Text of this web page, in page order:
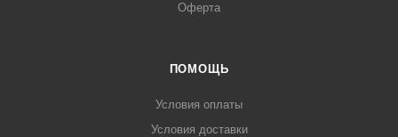
Оферта
ПОМОЩЬ
Условия оплаты
Условия доставки